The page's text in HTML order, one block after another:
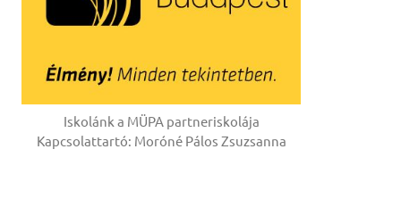
Iskolánk a MÜPA partneriskolája
Kapcsolattartó: Moróné Pálos Zsuzsanna